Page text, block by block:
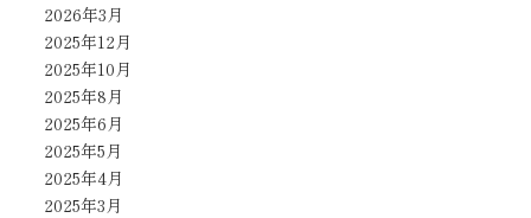
2026年3月
2025年12月
2025年10月
2025年8月
2025年6月
2025年5月
2025年4月
2025年3月